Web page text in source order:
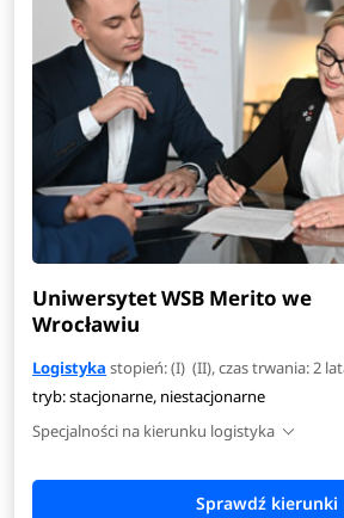
Uniwersytet WSB Merito we
Wrocławiu
Logistyka stopień: (I) (II), czas trwania: 2
tryb: stacjonarne, niestacjonarne
Specjalności na kierunku logistyka